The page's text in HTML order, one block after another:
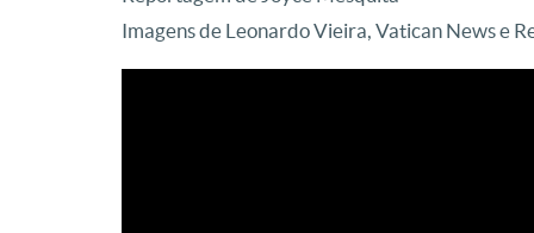
Imagens de Leonardo Vieira, Vatican News e